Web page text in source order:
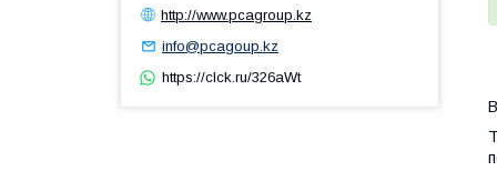
http://www.pcagroup.kz
info@pcagoup.kz
https://clck.ru/326aWt